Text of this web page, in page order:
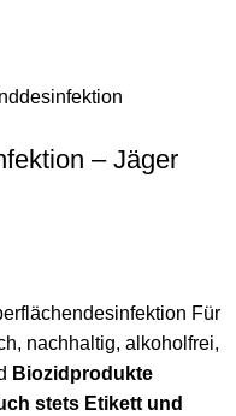
– Jäger
Für
nachhaltig, alkoholfrei,
Biozidprodukte
stets Etikett und